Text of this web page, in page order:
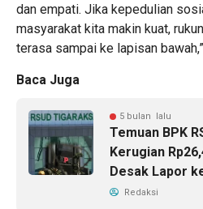
dan empati. Jika kepedulian
masyarakat kita makin kuat,
terasa sampai ke lapisan
Baca Juga
5 bulan lalu
Temuan BPK
Kerugian
Desak Lapor
Redaksi